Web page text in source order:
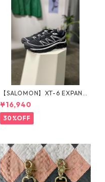
【SALOMON】XT-6 EXPANSE
_BLACK×WHITE
¥16,940
30%OFF